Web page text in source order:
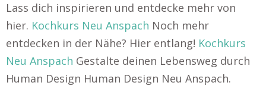
Lass dich inspirieren und entdecke mehr von
hier. Kochkurs Neu Anspach Noch mehr
entdecken in der Nähe? Hier entlang! Kochkurs
Neu Anspach Gestalte deinen Lebensweg durch
Human Design Human Design Neu Anspach.